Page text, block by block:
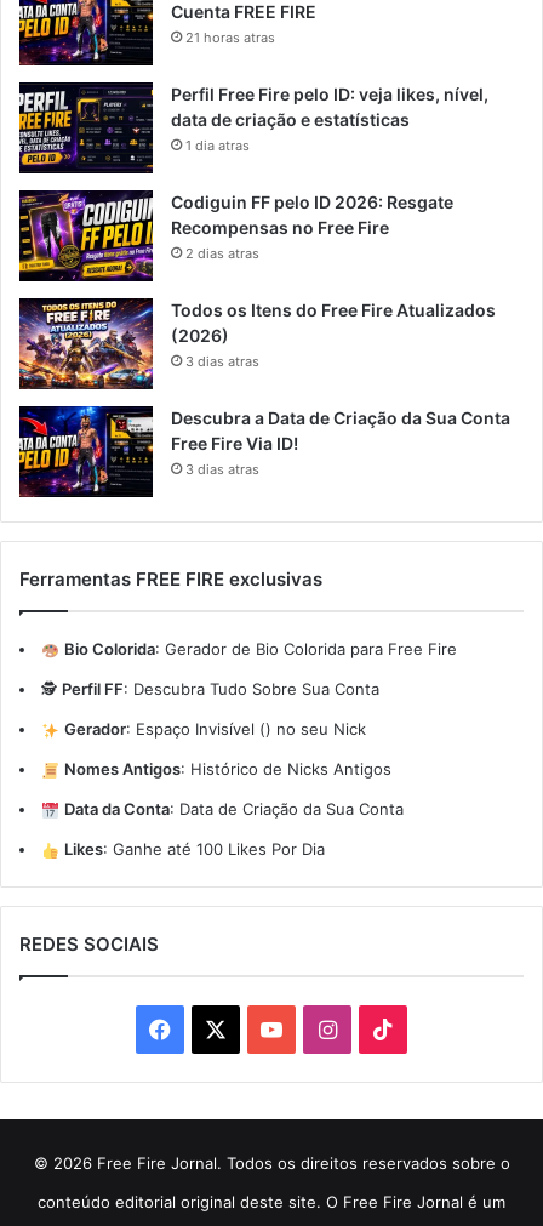
Cuenta FREE FIRE
21 horas atras
Perfil Free Fire pelo ID: veja likes, nível,
data de criação e estatísticas
1 dia atras
Codiguin FF pelo ID 2026: Resgate
Recompensas no Free Fire
2 dias atras
Todos os Itens do Free Fire Atualizados
(2026)
3 dias atras
Descubra a Data de Criação da Sua Conta
Free Fire Via ID!
3 dias atras
Ferramentas FREE FIRE exclusivas
Bio Colorida: Gerador de Bio Colorida para Free Fire
🕵️ Perfil FF: Descubra Tudo Sobre Sua Conta
Gerador: Espaço Invisível (ㅤ) no seu Nick
Nomes Antigos: Histórico de Nicks Antigos
Data da Conta: Data de Criação da Sua Conta
Likes: Ganhe até 100 Likes Por Dia
REDES SOCIAIS
Facebook YouTubeInstagram
© 2026 Free Fire Jornal. Todos os direitos reservados sobre o
conteúdo editorial original deste site. O Free Fire Jornal é um